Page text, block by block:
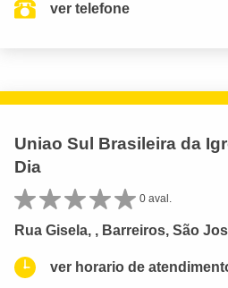
ver telefone
Uniao Sul Brasileira da
Dia
0 aval.
Rua Gisela, , Barreiros, São
ver horario de